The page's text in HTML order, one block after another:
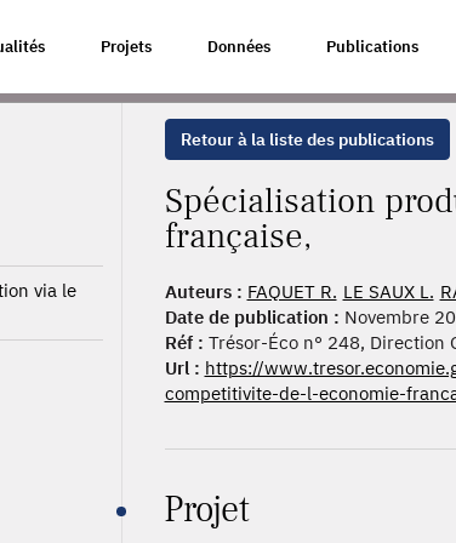
Projets Données Publications
> SPÉCIALISATION PRODUCTIVE ET COMPÉTITIVITÉ DE
via le
Retour à la liste des publications
Spécialisation
française,
Auteurs : FAQUET R. LE SAUX L.
Date de publication : Novembre
Réf : Trésor-Éco n° 248, Direction
Url : https://
competitivite-de-l-economie-
Projet